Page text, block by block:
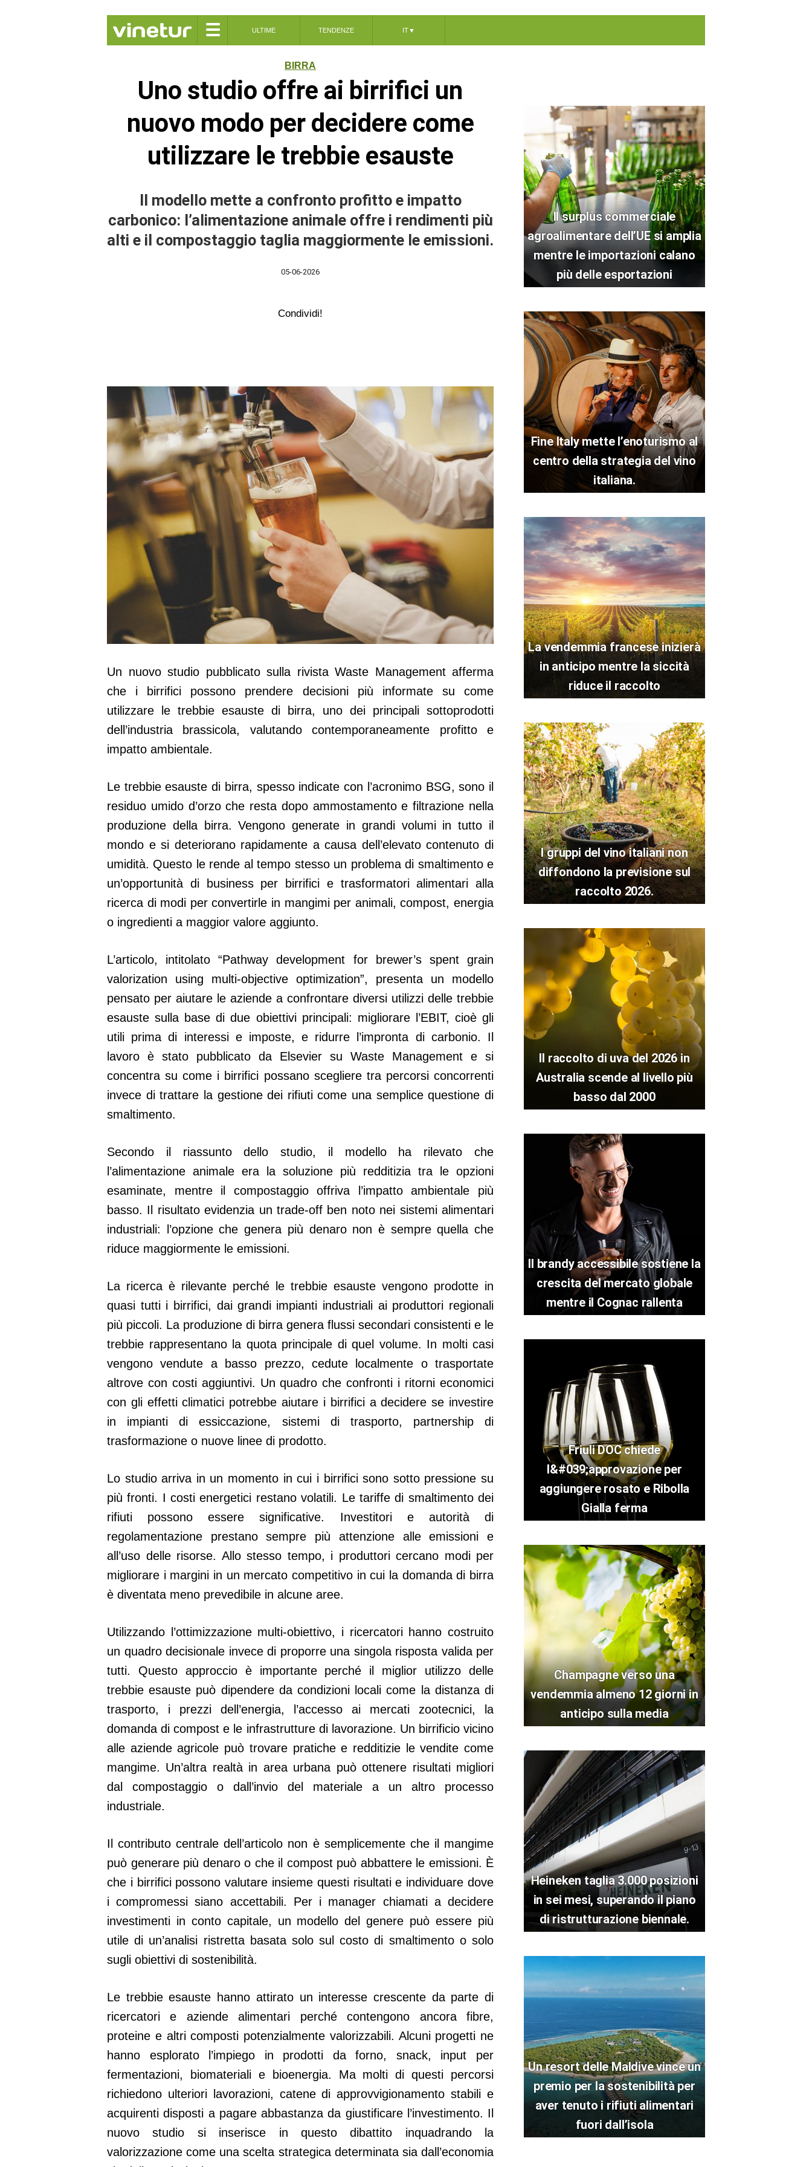
☰ ULTIME TENDENZE IT▼
BIRRA
Uno studio offre ai birrifici un
nuovo modo per decidere come
utilizzare le trebbie esauste
Il modello mette a confronto profitto e impatto
carbonico: l’alimentazione animale offre i rendimenti più
alti e il compostaggio taglia maggiormente le emissioni.
05-06-2026
Condividi!
Un nuovo studio pubblicato sulla rivista Waste Management afferma
che i birrifici possono prendere decisioni più informate su come
utilizzare le trebbie esauste di birra, uno dei principali sottoprodotti
dell’industria brassicola, valutando contemporaneamente profitto e
impatto ambientale.
Le trebbie esauste di birra, spesso indicate con l’acronimo BSG, sono il
residuo umido d’orzo che resta dopo ammostamento e filtrazione nella
produzione della birra. Vengono generate in grandi volumi in tutto il
mondo e si deteriorano rapidamente a causa dell’elevato contenuto di
umidità. Questo le rende al tempo stesso un problema di smaltimento e
un’opportunità di business per birrifici e trasformatori alimentari alla
ricerca di modi per convertirle in mangimi per animali, compost, energia
o ingredienti a maggior valore aggiunto.
L’articolo, intitolato “Pathway development for brewer’s spent grain
valorization using multi-objective optimization”, presenta un modello
pensato per aiutare le aziende a confrontare diversi utilizzi delle trebbie
esauste sulla base di due obiettivi principali: migliorare l’EBIT, cioè gli
utili prima di interessi e imposte, e ridurre l’impronta di carbonio. Il
lavoro è stato pubblicato da Elsevier su Waste Management e si
concentra su come i birrifici possano scegliere tra percorsi concorrenti
invece di trattare la gestione dei rifiuti come una semplice questione di
smaltimento.
Secondo il riassunto dello studio, il modello ha rilevato che
l’alimentazione animale era la soluzione più redditizia tra le opzioni
esaminate, mentre il compostaggio offriva l’impatto ambientale più
basso. Il risultato evidenzia un trade-off ben noto nei sistemi alimentari
industriali: l’opzione che genera più denaro non è sempre quella che
riduce maggiormente le emissioni.
La ricerca è rilevante perché le trebbie esauste vengono prodotte in
quasi tutti i birrifici, dai grandi impianti industriali ai produttori regionali
più piccoli. La produzione di birra genera flussi secondari consistenti e le
trebbie rappresentano la quota principale di quel volume. In molti casi
vengono vendute a basso prezzo, cedute localmente o trasportate
altrove con costi aggiuntivi. Un quadro che confronti i ritorni economici
con gli effetti climatici potrebbe aiutare i birrifici a decidere se investire
in impianti di essiccazione, sistemi di trasporto, partnership di
trasformazione o nuove linee di prodotto.
Lo studio arriva in un momento in cui i birrifici sono sotto pressione su
più fronti. I costi energetici restano volatili. Le tariffe di smaltimento dei
rifiuti possono essere significative. Investitori e autorità di
regolamentazione prestano sempre più attenzione alle emissioni e
all’uso delle risorse. Allo stesso tempo, i produttori cercano modi per
migliorare i margini in un mercato competitivo in cui la domanda di birra
è diventata meno prevedibile in alcune aree.
Utilizzando l’ottimizzazione multi-obiettivo, i ricercatori hanno costruito
un quadro decisionale invece di proporre una singola risposta valida per
tutti. Questo approccio è importante perché il miglior utilizzo delle
trebbie esauste può dipendere da condizioni locali come la distanza di
trasporto, i prezzi dell’energia, l’accesso ai mercati zootecnici, la
domanda di compost e le infrastrutture di lavorazione. Un birrificio vicino
alle aziende agricole può trovare pratiche e redditizie le vendite come
mangime. Un’altra realtà in area urbana può ottenere risultati migliori
dal compostaggio o dall’invio del materiale a un altro processo
industriale.
Il contributo centrale dell’articolo non è semplicemente che il mangime
può generare più denaro o che il compost può abbattere le emissioni. È
che i birrifici possono valutare insieme questi risultati e individuare dove
i compromessi siano accettabili. Per i manager chiamati a decidere
investimenti in conto capitale, un modello del genere può essere più
utile di un’analisi ristretta basata solo sul costo di smaltimento o solo
sugli obiettivi di sostenibilità.
Le trebbie esauste hanno attirato un interesse crescente da parte di
ricercatori e aziende alimentari perché contengono ancora fibre,
proteine e altri composti potenzialmente valorizzabili. Alcuni progetti ne
hanno esplorato l’impiego in prodotti da forno, snack, input per
fermentazioni, biomateriali e bioenergia. Ma molti di questi percorsi
richiedono ulteriori lavorazioni, catene di approvvigionamento stabili e
acquirenti disposti a pagare abbastanza da giustificare l’investimento. Il
nuovo studio si inserisce in questo dibattito inquadrando la
valorizzazione come una scelta strategica determinata sia dall’economia
Il surplus commerciale
agroalimentare dell’UE si amplia
mentre le importazioni calano
più delle esportazioni
Fine Italy mette l’enoturismo al
centro della strategia del vino
italiana.
La vendemmia francese inizierà
in anticipo mentre la siccità
riduce il raccolto
I gruppi del vino italiani non
diffondono la previsione sul
raccolto 2026.
Il raccolto di uva del 2026 in
Australia scende al livello più
basso dal 2000
Il brandy accessibile sostiene la
crescita del mercato globale
mentre il Cognac rallenta
Friuli DOC chiede
l&#039;approvazione per
aggiungere rosato e Ribolla
Gialla ferma
Champagne verso una
vendemmia almeno 12 giorni in
anticipo sulla media
Heineken taglia 3.000 posizioni
in sei mesi, superando il piano
di ristrutturazione biennale.
Un resort delle Maldive vince un
premio per la sostenibilità per
aver tenuto i rifiuti alimentari
fuori dall’isola